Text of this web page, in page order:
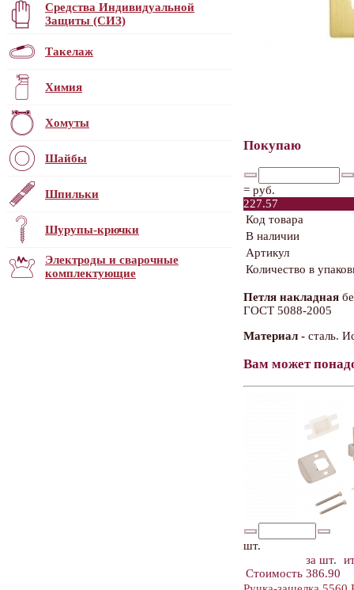
Средства Индивидуальной
Защиты (СИЗ)
Такелаж
Химия
Хомуты
Шайбы
Шпильки
Шурупы-крючки
Электроды и сварочные
комплектующие
Покупаю
= руб.
227.57
Код товара
В наличии
Артикул
Количество в
Петля накладная
ГОСТ 5088-2005
Материал - сталь.
Вам может
шт.
за шт.
Стоимость 386.90